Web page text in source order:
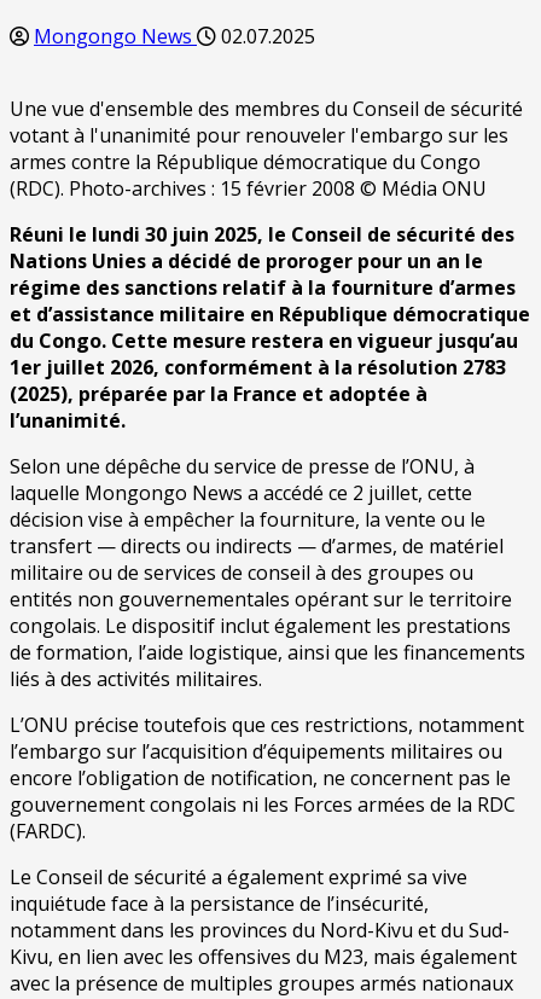
Mongongo News 02.07.2025
Une vue d'ensemble des membres du Conseil de sécurité
votant à l'unanimité pour renouveler l'embargo sur les
armes contre la République démocratique du Congo
(RDC). Photo-archives : 15 février 2008 © Média ONU
Réuni le lundi 30 juin 2025, le Conseil de sécurité des
Nations Unies a décidé de proroger pour un an le
régime des sanctions relatif à la fourniture d’armes
et d’assistance militaire en République démocratique
du Congo. Cette mesure restera en vigueur jusqu’au
1er juillet 2026, conformément à la résolution 2783
(2025), préparée par la France et adoptée à
l’unanimité.
Selon une dépêche du service de presse de l’ONU, à
laquelle Mongongo News a accédé ce 2 juillet, cette
décision vise à empêcher la fourniture, la vente ou le
transfert — directs ou indirects — d’armes, de matériel
militaire ou de services de conseil à des groupes ou
entités non gouvernementales opérant sur le territoire
congolais. Le dispositif inclut également les prestations
de formation, l’aide logistique, ainsi que les financements
liés à des activités militaires.
L’ONU précise toutefois que ces restrictions, notamment
l’embargo sur l’acquisition d’équipements militaires ou
encore l’obligation de notification, ne concernent pas le
gouvernement congolais ni les Forces armées de la RDC
(FARDC).
Le Conseil de sécurité a également exprimé sa vive
inquiétude face à la persistance de l’insécurité,
notamment dans les provinces du Nord-Kivu et du Sud-
Kivu, en lien avec les offensives du M23, mais également
avec la présence de multiples groupes armés nationaux